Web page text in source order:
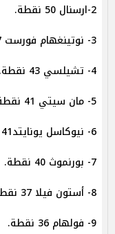
2-ارسنال 50 نقطة.
3- نوتينغهام فورست 47نقطة.
4- تشيلسي 43 نقطة.
5- مان سيتي 41 نقطة.
6- نيوكاسل يونايتد41 نقطة.
7- بورنموث 40 نقطة.
8- أستون فيلا 37 نقطة.
9- فولهام 36 نقطة.